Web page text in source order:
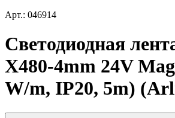
Арт.: 046914
Светодиодная
X480-4mm 24V
W/m, IP20, 5m)